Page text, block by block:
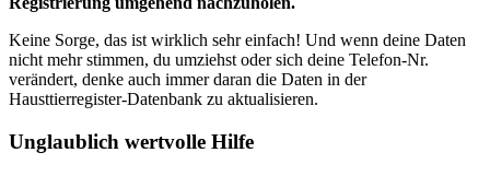
Keine Sorge, das ist wirklich sehr einfach! Und wenn deine Daten
nicht mehr stimmen, du umziehst oder sich deine Telefon-Nr.
verändert, denke auch immer daran die Daten in der
Hausttierregister-Datenbank zu aktualisieren.
Unglaublich wertvolle Hilfe